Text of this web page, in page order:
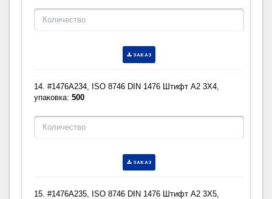
ЗАКАЗ
14. #1476A234, ISO 8746 DIN 1476 Штифт A2 3X4,
упаковка:500
ЗАКАЗ
15. #1476A235, ISO 8746 DIN 1476 Штифт A2 3X5,